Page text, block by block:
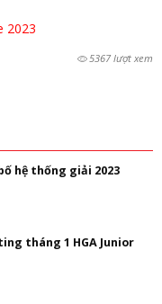
2023
5367 lượt xem
hệ thống giải 2023
tháng 1 HGA Junior